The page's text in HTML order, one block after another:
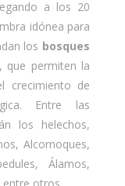
a los 20
idónea para
los bosques
, que permiten la
crecimiento de
Entre las
los helechos,
Alcornoques,
Álamos,